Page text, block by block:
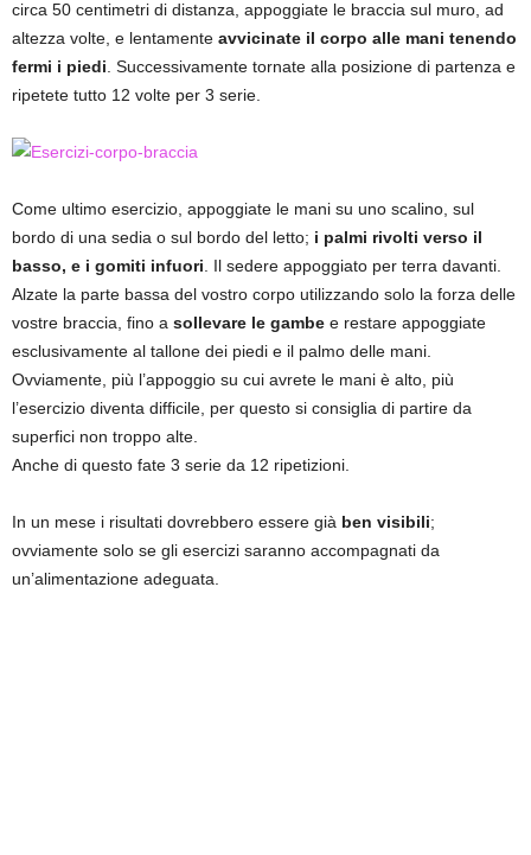
circa 50 centimetri di distanza, appoggiate le braccia sul muro, ad
altezza volte, e lentamente avvicinate il corpo alle mani tenendo
fermi i piedi . Successivamente tornate alla posizione di partenza e
ripetete tutto 12 volte per 3 serie.
Come ultimo esercizio, appoggiate le mani su uno scalino, sul
bordo di una sedia o sul bordo del letto; i palmi rivolti verso il
basso, e i gomiti infuori . Il sedere appoggiato per terra davanti.
Alzate la parte bassa del vostro corpo utilizzando solo la forza delle
vostre braccia, fino a sollevare le gambe e restare appoggiate
esclusivamente al tallone dei piedi e il palmo delle mani.
Ovviamente, più l’appoggio su cui avrete le mani è alto, più
l’esercizio diventa difficile, per questo si consiglia di partire da
superfici non troppo alte.
Anche di questo fate 3 serie da 12 ripetizioni.
In un mese i risultati dovrebbero essere già ben visibili;
ovviamente solo se gli esercizi saranno accompagnati da
un’alimentazione adeguata.